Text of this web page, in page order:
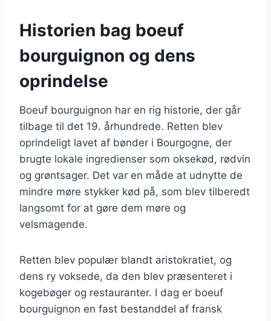
Historien bag boeuf
bourguignon og dens
oprindelse
Boeuf bourguignon har en rig historie, der går
tilbage til det 19. århundrede. Retten blev
oprindeligt lavet af bønder i Bourgogne, der
brugte lokale ingredienser som oksekød, rødvin
og grøntsager. Det var en måde at udnytte de
mindre møre stykker kød på, som blev tilberedt
langsomt for at gøre dem møre og
velsmagende.
Retten blev populær blandt aristokratiet, og
dens ry voksede, da den blev præsenteret i
kogebøger og restauranter. I dag er boeuf
bourguignon en fast bestanddel af fransk